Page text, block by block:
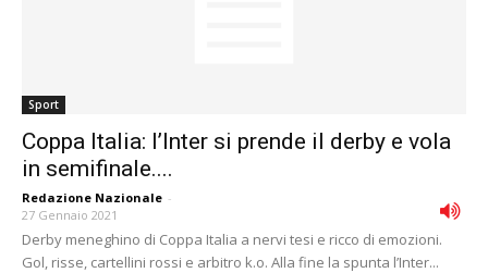
Sport
Coppa Italia: l’Inter si prende il derby e vola
in semifinale....
Redazione Nazionale -
27 Gennaio 2021
Derby meneghino di Coppa Italia a nervi tesi e ricco di emozioni.
Gol, risse, cartellini rossi e arbitro k.o. Alla fine la spunta l’Inter...